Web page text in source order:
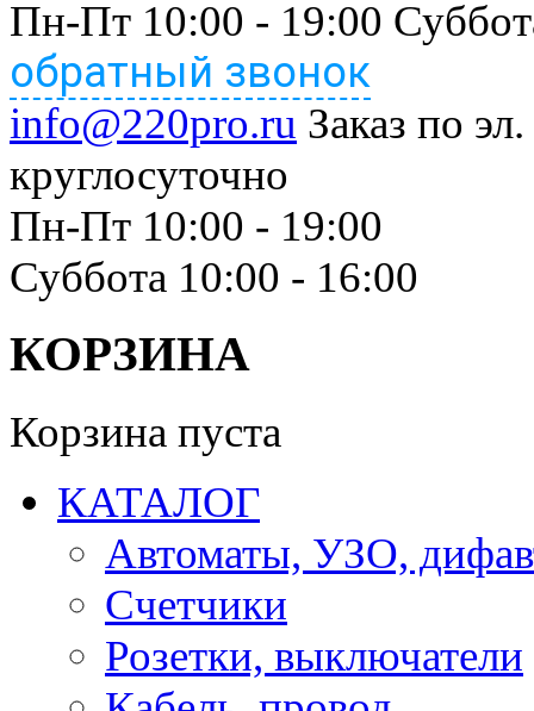
Пн-Пт 10:00 - 19:00
обратный звонок
info@220pro.ru Заказ по
круглосуточно
Пн-Пт 10:00 - 19:00
Суббота 10:00 - 16:00
КОРЗИНА
Корзина пуста
КАТАЛОГ
Автоматы, УЗО,
Счетчики
Розетки, выключатели